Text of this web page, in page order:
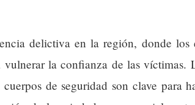
delictiva en la región, donde los
vulnerar la confianza de las víctimas.
de seguridad son clave para